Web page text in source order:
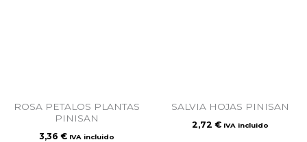
ROSA PETALOS PLANTAS
PINISAN
3,36 € IVA incluido
SALVIA HOJAS PINISAN
2,72 € IVA incluido